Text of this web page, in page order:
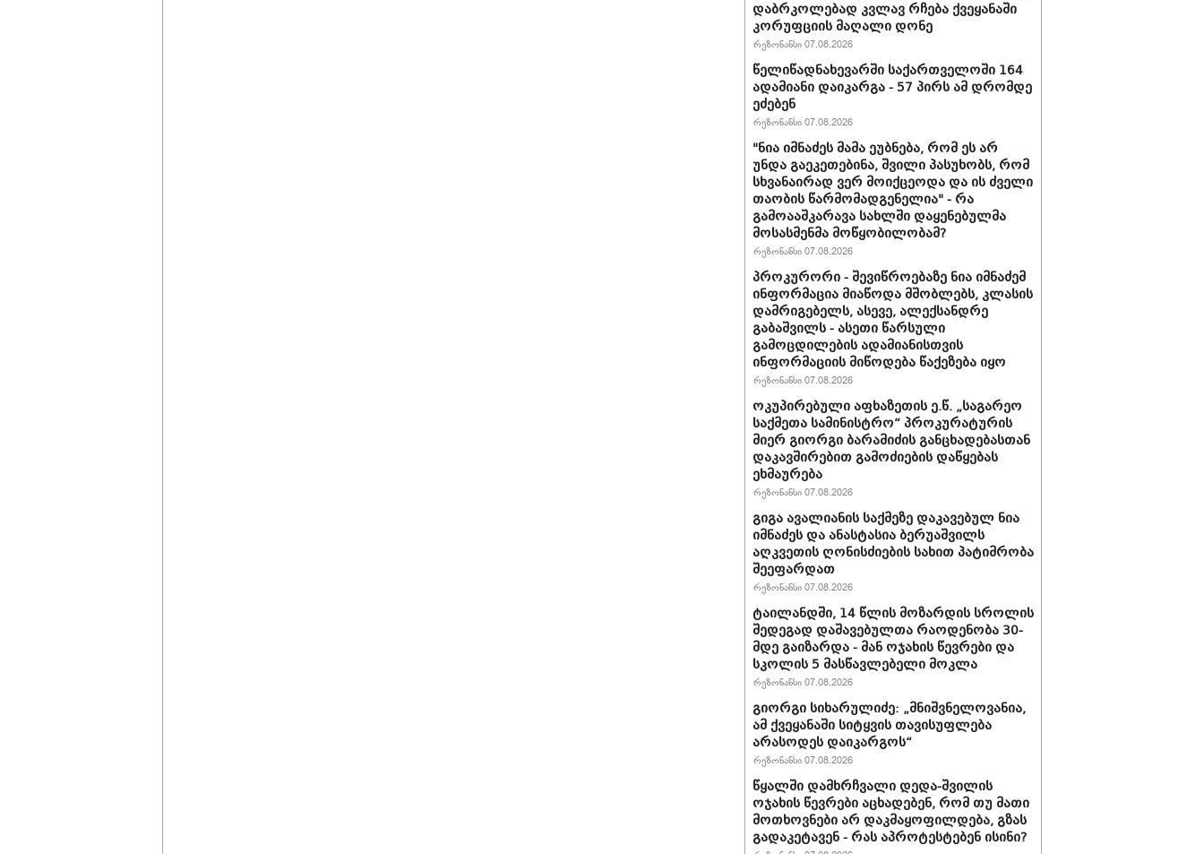
დაბრკოლებად კვლავ რჩება ქვეყანაში
კორუფციის მაღალი დონე
რეზონანსი 07.08.2026
წელიწადნახევარში საქართველოში 164
ადამიანი დაიკარგა - 57 პირს ამ დრომდე
ეძებენ
რეზონანსი 07.08.2026
"ნია იმნაძეს მამა ეუბნება, რომ ეს არ
უნდა გაეკეთებინა, შვილი პასუხობს, რომ
სხვანაირად ვერ მოიქცეოდა და ის ძველი
თაობის წარმომადგენელია" - რა
გამოააშკარავა სახლში დაყენებულმა
მოსასმენმა მოწყობილობამ?
რეზონანსი 07.08.2026
პროკურორი - შევიწროებაზე ნია იმნაძემ
ინფორმაცია მიაწოდა მშობლებს, კლასის
დამრიგებელს, ასევე, ალექსანდრე
გაბაშვილს - ასეთი წარსული
გამოცდილების ადამიანისთვის
ინფორმაციის მიწოდება წაქეზება იყო
რეზონანსი 07.08.2026
ოკუპირებული აფხაზეთის ე.წ. „საგარეო
საქმეთა სამინისტრო“ პროკურატურის
მიერ გიორგი ბარამიძის განცხადებასთან
დაკავშირებით გამოძიების დაწყებას
ეხმაურება
რეზონანსი 07.08.2026
გიგა ავალიანის საქმეზე დაკავებულ ნია
იმნაძეს და ანასტასია ბერუაშვილს
აღკვეთის ღონისძიების სახით პატიმრობა
შეეფარდათ
რეზონანსი 07.08.2026
ტაილანდში, 14 წლის მოზარდის სროლის
შედეგად დაშავებულთა რაოდენობა 30-
მდე გაიზარდა - მან ოჯახის წევრები და
სკოლის 5 მასწავლებელი მოკლა
რეზონანსი 07.08.2026
გიორგი სიხარულიძე: „მნიშვნელოვანია,
ამ ქვეყანაში სიტყვის თავისუფლება
არასოდეს დაიკარგოს“
რეზონანსი 07.08.2026
წყალში დამხრჩვალი დედა-შვილის
ოჯახის წევრები აცხადებენ, რომ თუ მათი
მოთხოვნები არ დაკმაყოფილდება, გზას
გადაკეტავენ - რას აპროტესტებენ ისინი?